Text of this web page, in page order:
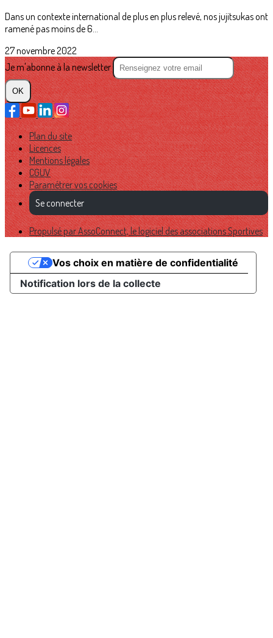
Dans un contexte international de plus en plus relevé, nos jujitsukas ont
ramené pas moins de 6...
27 novembre 2022
Je m'abonne à la newsletter
OK
Plan du site
Licences
Mentions légales
CGUV
Paramétrer vos cookies
Se connecter
Propulsé par AssoConnect, le logiciel des associations Sportives
Notification lors de la collecte
Vos choix en matière de confidentialité